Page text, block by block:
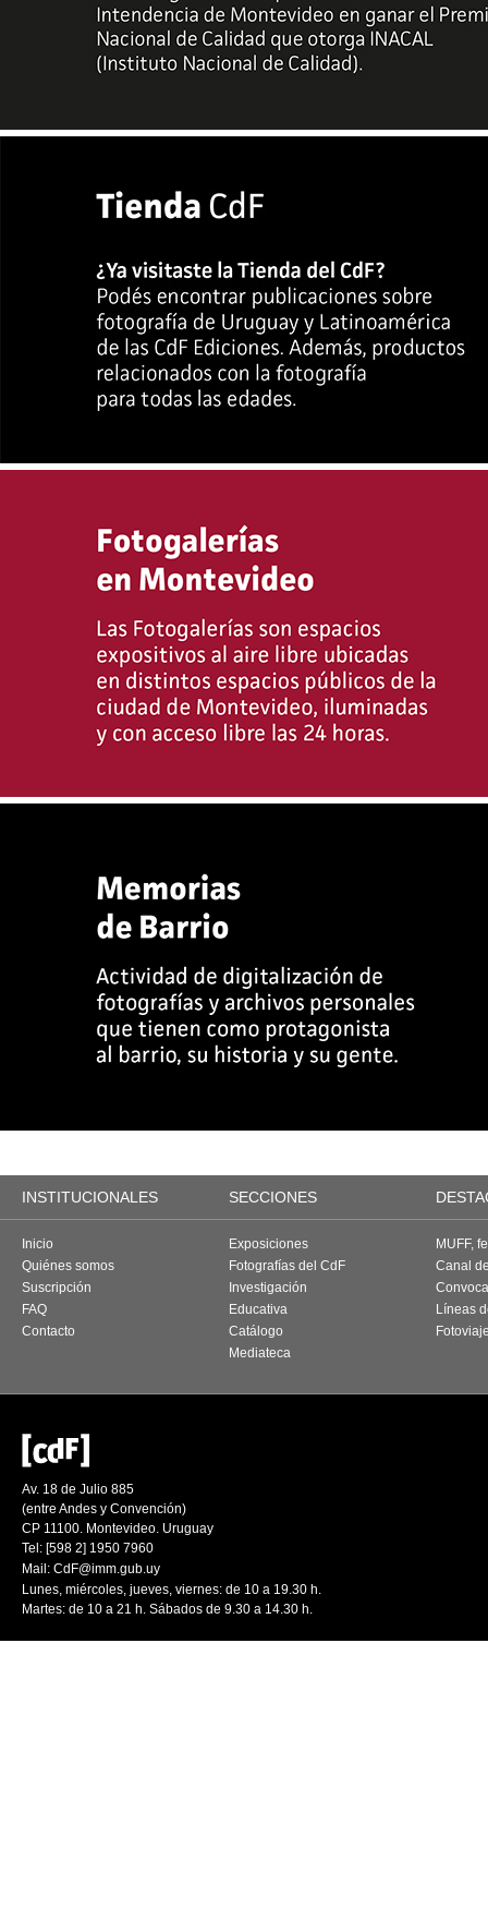
INSTITUCIONALES SECCIONES
Inicio
Quiénes somos
Suscripción
FAQ
Contacto
Exposiciones
Fotografías del CdF
Investigación
Educativa
Catálogo
Mediateca
MUFF,
Canal
Líneas
Av. 18 de Julio 885
(entre Andes y Convención)
CP 11100. Montevideo. Uruguay
Tel: [598 2] 1950 7960
Mail: CdF@imm.gub.uy
Lunes, miércoles, jueves, viernes: de 10 a 19.30 h.
Martes: de 10 a 21 h. Sábados de 9.30 a 14.30 h.